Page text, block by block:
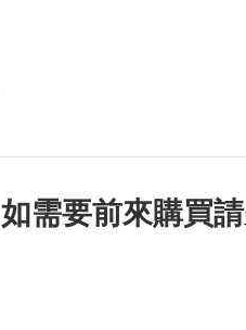
如需要前來購買